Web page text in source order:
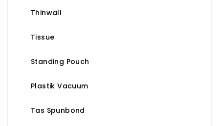
Thinwall
Tissue
Standing Pouch
Plastik Vacuum
Tas Spunbond